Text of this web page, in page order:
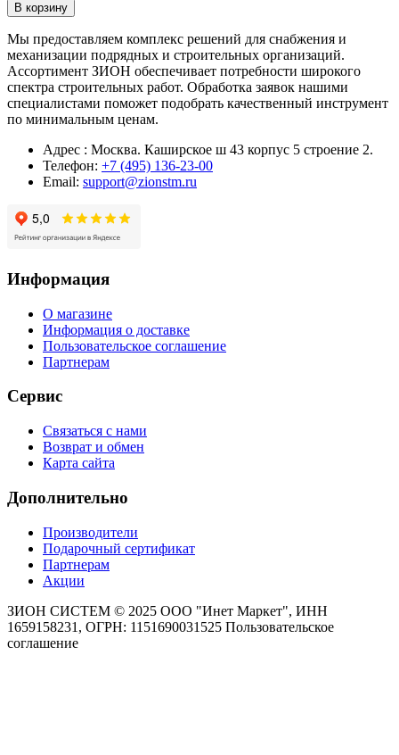
В корзину
Мы предоставляем комплекс решений для снабжения и
механизации подрядных и строительных организаций.
Ассортимент ЗИОН обеспечивает потребности широкого
спектра строительных работ. Обработка заявок нашими
специалистами поможет подобрать качественный инструмент
по минимальным ценам.
Адрес : Москва. Каширское ш 43 корпус 5 строение 2.
Телефон: +7 (495) 136-23-00
Email: support@zionstm.ru
Информация
О магазине
Информация о доставке
Пользовательское соглашение
Партнерам
Сервис
Связаться с нами
Возврат и обмен
Карта сайта
Дополнительно
Производители
Подарочный сертификат
Партнерам
Акции
ЗИОН СИСТЕМ © 2025 ООО "Инет Маркет", ИНН
1659158231, ОГРН: 1151690031525 Пользовательское
соглашение